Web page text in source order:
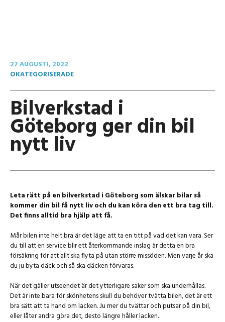
27 AUGUSTI, 2022
OKATEGORISERADE
Bilverkstad i
Göteborg ger din bil
nytt liv
Leta rätt på en bilverkstad i Göteborg som älskar bilar så
kommer din bil få nytt liv och du kan köra den ett bra tag till.
Det finns alltid bra hjälp att få.
Mår bilen inte helt bra är det läge att ta en titt på vad det kan vara. Ser
du till att en service blir ett återkommande inslag är detta en bra
försäkring för att allt ska flyta på utan större missöden. Men varje år ska
du ju byta däck och så ska däcken förvaras.
När det gäller utseendet är det ytterligare saker som ska underhållas.
Det är inte bara för skönhetens skull du behöver tvätta bilen, det är ett
bra sätt att ta hand om lacken. Ju mer du tvättar och putsar på din bil,
eller låter andra göra det, desto längre håller lacken.